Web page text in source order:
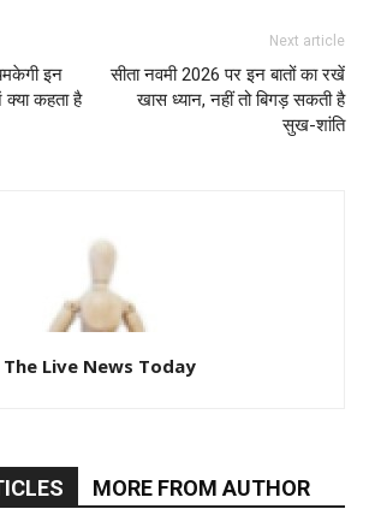
इन
क्या कहता है
Next article
सीता नवमी 2026 पर इन बातों का रखें
खास ध्यान, नहीं तो बिगड़ सकती है
सुख-शांति
The Live News Today
MORE FROM AUTHOR